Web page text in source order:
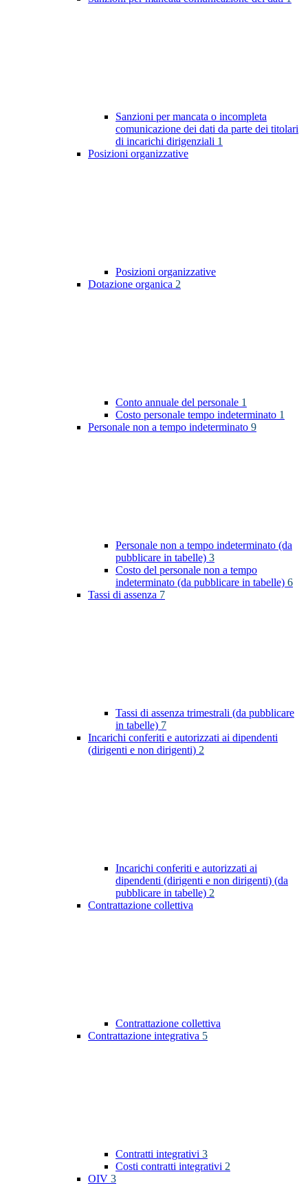
Sanzioni per mancata o incompleta
comunicazione dei dati da parte dei titolari
di incarichi dirigenziali 1
Posizioni organizzative
Posizioni organizzative
Dotazione organica 2
Conto annuale del personale 1
Costo personale tempo indeterminato 1
Personale non a tempo indeterminato 9
Personale non a tempo indeterminato (da
pubblicare in tabelle) 3
Costo del personale non a tempo
indeterminato (da pubblicare in tabelle) 6
Tassi di assenza 7
Tassi di assenza trimestrali (da pubblicare
in tabelle) 7
Incarichi conferiti e autorizzati ai dipendenti
(dirigenti e non dirigenti) 2
Incarichi conferiti e autorizzati ai
dipendenti (dirigenti e non dirigenti) (da
pubblicare in tabelle) 2
Contrattazione collettiva
Contrattazione collettiva
Contrattazione integrativa 5
Contratti integrativi 3
Costi contratti integrativi 2
OIV 3